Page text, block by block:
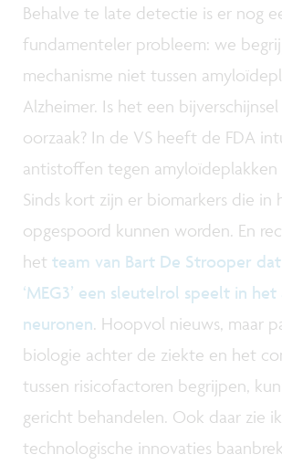
Behalve te late detectie is er nog
fundamenteler probleem: we
mechanisme niet tussen
Alzheimer. Is het een
oorzaak? In de VS heeft de FDA
antistoffen tegen amyloïdeplakken
Sinds kort zijn er biomarkers die in
opgespoord kunnen worden. En
het team van Bart De Strooper
‘MEG3’ een sleutelrol speelt in
neuronen. Hoopvol nieuws, maar
biologie achter de ziekte en het
tussen risicofactoren begrijpen,
gericht behandelen. Ook daar zie ik
technologische innovaties